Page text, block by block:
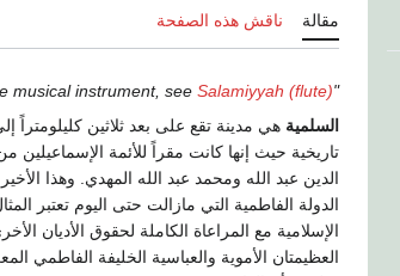
مقالة ناقش هذه الصفحة
"Salamiyyah" redirects here. For the musical instrument, see
Salamiyyah (flute)
السلمية هي مدينة تقع على بعد ثلاثين
تاريخية حيث إنها كانت مقراً للأئمة
الدين عبد الله ومحمد عبد الله المهدي. وهذا
الدولة الفاطمية التي مازالت حتى اليوم تعتبر
الإسلامية مع المراعاة الكاملة لحقوق الأديان
العظيمتان الأموية والعباسية الخليفة الفاطمي